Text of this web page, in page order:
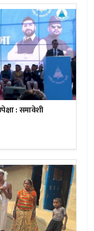
: समावेशी